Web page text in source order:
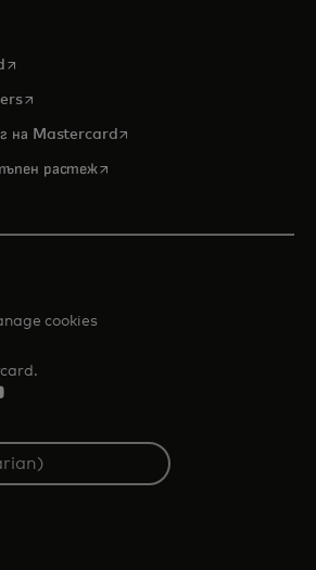
a new tab
opens in a new tab
opens in a new tab
на Mastercardopens in a new tab
растежopens in a new tab
cookies